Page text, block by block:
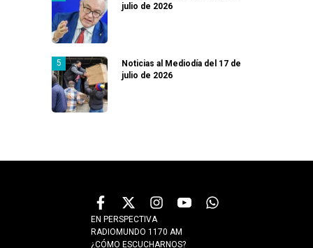
julio de 2026
Noticias al Mediodía del 17 de
julio de 2026
EN PERSPECTIVA
RADIOMUNDO 1170 AM
¿CÓMO ESCUCHARNOS?